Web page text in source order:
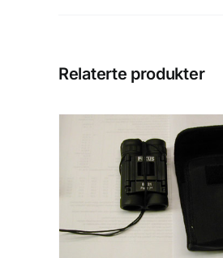
Relaterte produkter